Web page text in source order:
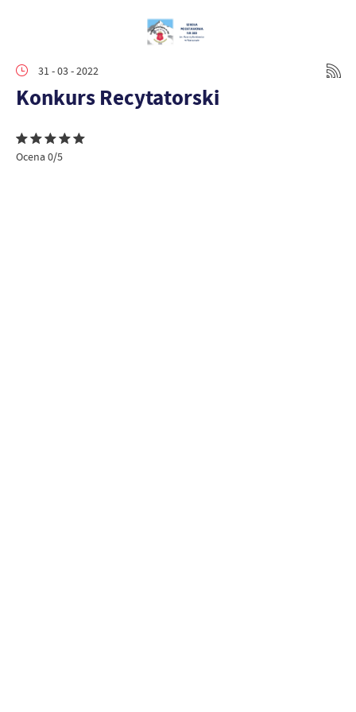
31 - 03 - 2022
Konkurs Recytatorski
Ocena 0/5